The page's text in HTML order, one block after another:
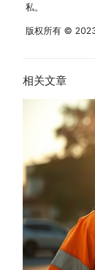
私。
版权所有 ©
相关文章